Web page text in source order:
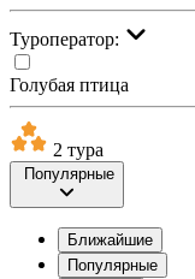
Туроператор:
Голубая птица
2 тура
Популярные
Ближайшие
Популярные